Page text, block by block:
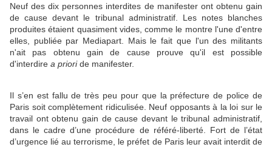
Neuf des dix personnes interdites de manifester ont obtenu gain
de cause devant le tribunal administratif. Les notes blanches
produites étaient quasiment vides, comme le montre l'une d'entre
elles, publiée par Mediapart. Mais le fait que l'un des militants
n'ait pas obtenu gain de cause prouve qu'il est possible
d'interdire a prioride manifester.
Il s’en est fallu de très peu pour que la préfecture de police de
Paris soit complètement ridiculisée. Neuf opposants à la loi sur le
travail ont obtenu gain de cause devant le tribunal administratif,
dans le cadre d’une procédure de référé-liberté. Fort de l’état
d’urgence lié au terrorisme, le préfet de Paris leur avait interdit de